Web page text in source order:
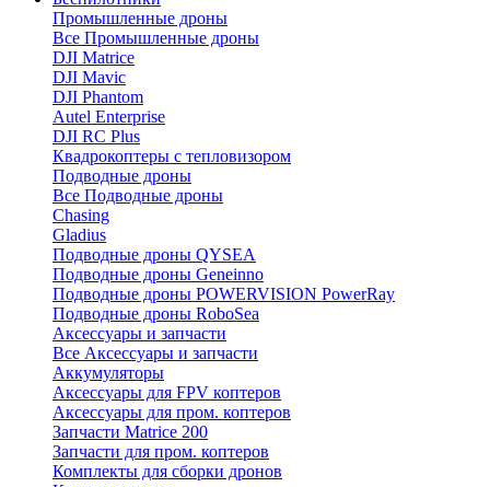
Промышленные дроны
Все Промышленные дроны
DJI Matrice
DJI Mavic
DJI Phantom
Autel Enterprise
DJI RC Plus
Квадрокоптеры с тепловизором
Подводные дроны
Все Подводные дроны
Chasing
Gladius
Подводные дроны QYSEA
Подводные дроны Geneinno
Подводные дроны POWERVISION PowerRay
Подводные дроны RoboSea
Аксессуары и запчасти
Все Аксессуары и запчасти
Аккумуляторы
Аксессуары для FPV коптеров
Аксессуары для пром. коптеров
Запчасти Matrice 200
Запчасти для пром. коптеров
Комплекты для сборки дронов